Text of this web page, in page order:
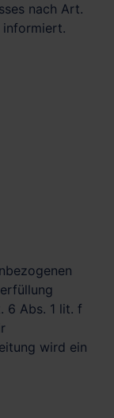
nach Art.
informiert.
6 Abs. 1 lit. f
wird ein